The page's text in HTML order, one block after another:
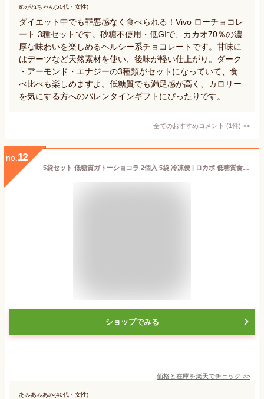
めがねちゃん(50代・女性)
ダイエット中でも罪悪感なく食べられる！Vivo ローチョコレ
ート 3種セットです。砂糖不使用・低GIで、カカオ70％の濃
厚な味わいを楽しめるヘルシー系チョコレートです。甘味に
はデーツなど天然素材を使い、後味が軽い仕上がり。ダーク
・アーモンド・エナジーの3種類がセットになっていて、食
べ比べも楽しめますよ。低糖質でも満足感が高く、カロリー
を気にする方へのバレンタインギフトにぴったりです。
全てのおすすめコメント (1件) >
no. 12
5袋セット 低糖質ガトーショコラ 2個入 5袋 冷凍便 | ロカボ 低糖質食品 低糖質スイーツ クール 糖質制限 低糖質 糖質オフ チョコ ヘルシー ギフト 人気 ケーキ 置き換え ダイエット スイーツ 食物繊維 冷凍便
ショップでみる
価格と在庫を楽天でチェック >>
あみあみあみ(40代・女性)